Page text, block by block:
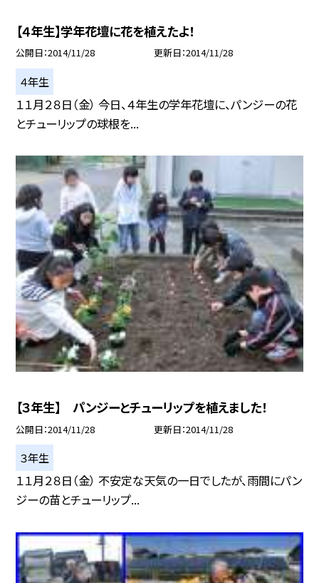
【４年生】学年花壇に花を植えたよ！
公開日 2014/11/28 更新日 2014/11/28
４年生
１１月２８日（金） 今日、４年生の学年花壇に、パンジーの花
とチューリップの球根を...
【３年生】 パンジーとチューリップを植えました！
公開日 2014/11/28 更新日 2014/11/28
３年生
１１月２８日（金） 不安定な天気の一日でしたが、雨間にパン
ジーの苗とチューリップ...